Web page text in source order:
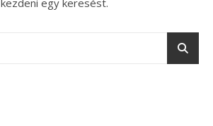
kezdeni egy keresést.